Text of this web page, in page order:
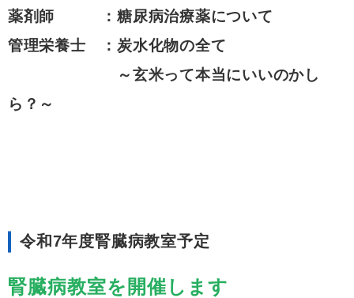
薬剤師 ：糖尿病治療薬について
管理栄養士 ：炭水化物の全て
～玄米って本当にいいのかし
ら？～
令和7年度腎臓病教室予定
腎臓病教室を開催します